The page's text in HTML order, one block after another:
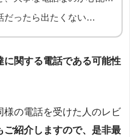
だったら出たくない…
に関する電話である可能性
様の電話を受けた人のレビ
ご紹介しますので、是非最